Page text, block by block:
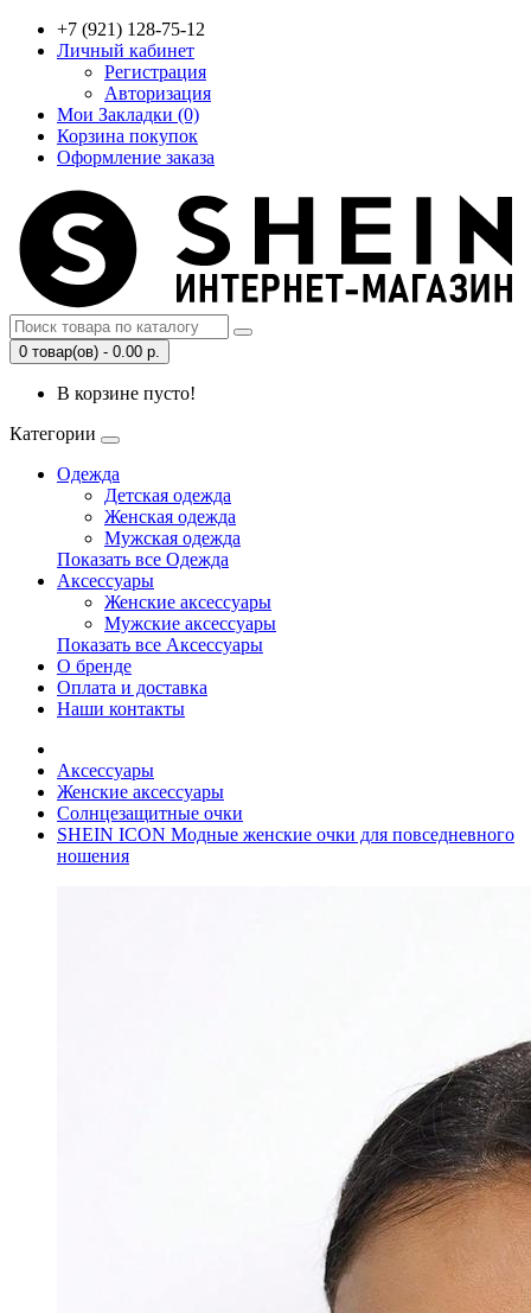
+7 (921) 128-75-12
Личный кабинет
Регистрация
Авторизация
Мои Закладки (0)
Корзина покупок
Оформление заказа
0 товар(ов) - 0.00 р.
В корзине пусто!
Категории
Одежда
Детская одежда
Женская одежда
Мужская одежда
Показать все Одежда
Аксессуары
Женские аксессуары
Мужские аксессуары
Показать все Аксессуары
О бренде
Оплата и доставка
Наши контакты
Аксессуары
Женские аксессуары
Солнцезащитные очки
SHEIN ICON Модные женские очки для повседневного
ношения